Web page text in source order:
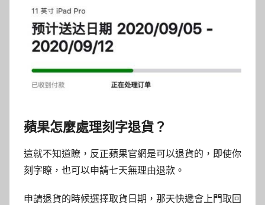
蘋果怎麼處理刻字退貨？
這就不知道瞭，反正蘋果官網是可以退貨的，即使你
刻字瞭，也可以申請七天無理由退款。
申請退貨的時候選擇取貨日期，那天快遞會上門取回